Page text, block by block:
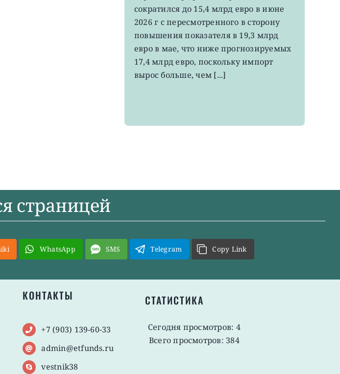
немецкий
экспорт
вырос
4-
летнего
сократился до 15,4 млрд евро в июне
2026 г с пересмотренного в сторону
повышения показателя в 19,3 млрд
евро в мае, что ниже прогнозируемых
17,4 млрд евро, поскольку импорт
вырос больше, чем [...]
страницей
WhatsApp SMS Telegram Copy Link
КОНТАКТЫ
+7 (903) 139-60-33
admin@etfunds.ru
vestnik38
СТАТИСТИКА
Сегодня просмотров: 4
Всего просмотров: 384